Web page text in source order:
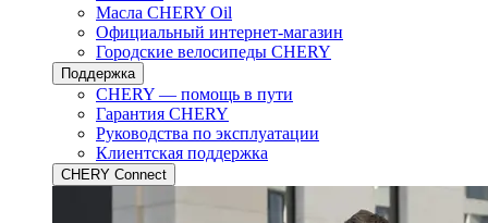
Масла CHERY Oil
Официальный интернет-магазин
Городские велосипеды CHERY
Поддержка
CHERY — помощь в пути
Гарантия CHERY
Руководства по эксплуатации
Клиентская поддержка
CHERY Connect